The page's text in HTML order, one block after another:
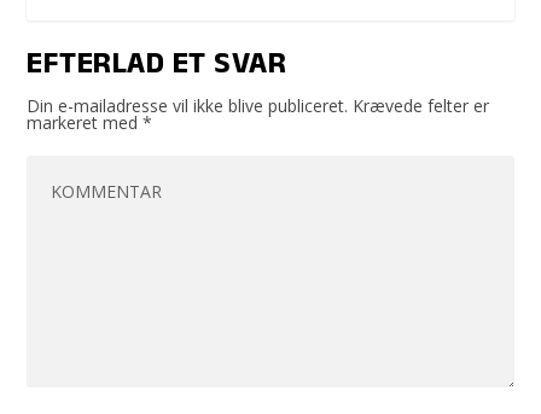
EFTERLAD ET SVAR
Din e-mailadresse vil ikke blive publiceret. Krævede felter er
markeret med*